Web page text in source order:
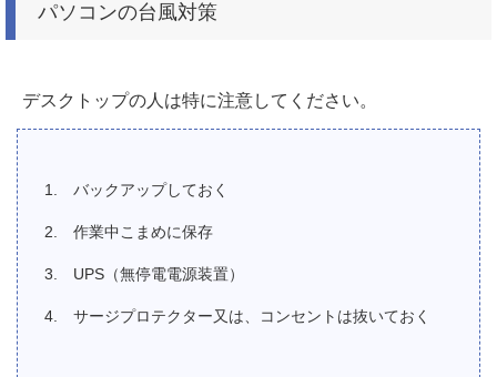
パソコンの台風対策
デスクトップの人は特に注意してください。
バックアップしておく
作業中こまめに保存
UPS（無停電電源装置）
サージプロテクター又は、コンセントは抜いておく